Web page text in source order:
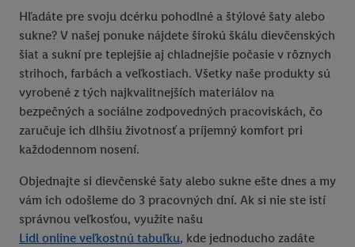
Hľadáte pre svoju dcérku pohodlné a štýlové šaty alebo
sukne? V našej ponuke nájdete širokú škálu dievčenských
šiat a sukní pre teplejšie aj chladnejšie počasie v rôznych
strihoch, farbách a veľkostiach. Všetky naše produkty sú
vyrobené z tých najkvalitnejších materiálov na
bezpečných a sociálne zodpovedných pracoviskách, čo
zaručuje ich dlhšiu životnosť a príjemný komfort pri
každodennom nosení.
Objednajte si dievčenské šaty alebo sukne ešte dnes a my
vám ich odošleme do 3 pracovných dní. Ak si nie ste istí
správnou veľkosťou, využite našu
Lidl online veľkostnú tabuľku, kde jednoducho zadáte